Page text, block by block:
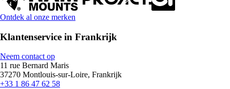
Ontdek al onze merken
Klantenservice in Frankrijk
Neem contact op
11 rue Bernard Maris
37270 Montlouis-sur-Loire, Frankrijk
+33 1 86 47 62 58